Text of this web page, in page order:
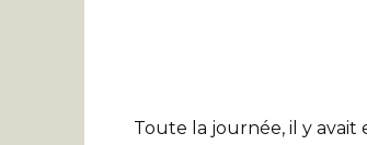
Toute la journée, il y avait